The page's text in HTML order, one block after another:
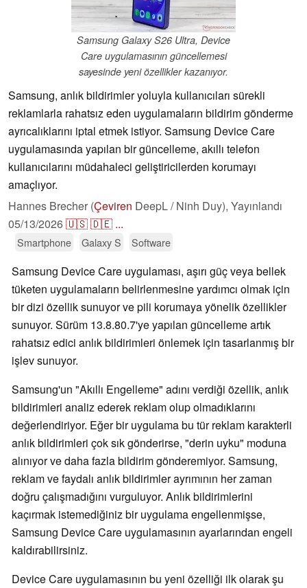
Samsung Galaxy S26 Ultra, Device
Care uygulamasının güncellemesi
sayesinde yeni özellikler kazanıyor.
Samsung, anlık bildirimler yoluyla kullanıcıları sürekli
reklamlarla rahatsız eden uygulamaların bildirim gönderme
ayrıcalıklarını iptal etmek istiyor. Samsung Device Care
uygulamasında yapılan bir güncelleme, akıllı telefon
kullanıcılarını müdahaleci geliştiricilerden korumayı
amaçlıyor.
Hannes Brecher (Çeviren DeepL / Ninh Duy), Yayınlandı
05/13/2026🇺🇸🇩🇪 ...
Smartphone Galaxy S Software
Samsung Device Care uygulaması, aşırı güç veya bellek
tüketen uygulamaların belirlenmesine yardımcı olmak için
bir dizi özellik sunuyor ve pili korumaya yönelik özellikler
sunuyor. Sürüm 13.8.80.7'ye yapılan güncelleme artık
rahatsız edici anlık bildirimleri önlemek için tasarlanmış bir
işlev sunuyor.
Samsung'un "Akıllı Engelleme" adını verdiği özellik, anlık
bildirimleri analiz ederek reklam olup olmadıklarını
değerlendiriyor. Eğer bir uygulama bu tür reklam karakterli
anlık bildirimleri çok sık gönderirse, "derin uyku" moduna
alınıyor ve daha fazla bildirim gönderemiyor. Samsung,
reklam ve faydalı anlık bildirimler ayrımının her zaman
doğru çalışmadığını vurguluyor. Anlık bildirimlerini
kaçırmak istemediğiniz bir uygulama engellenmişse,
Samsung Device Care uygulamasının ayarlarından engeli
kaldırabilirsiniz.
Device Care uygulamasının bu yeni özelliği ilk olarak şu